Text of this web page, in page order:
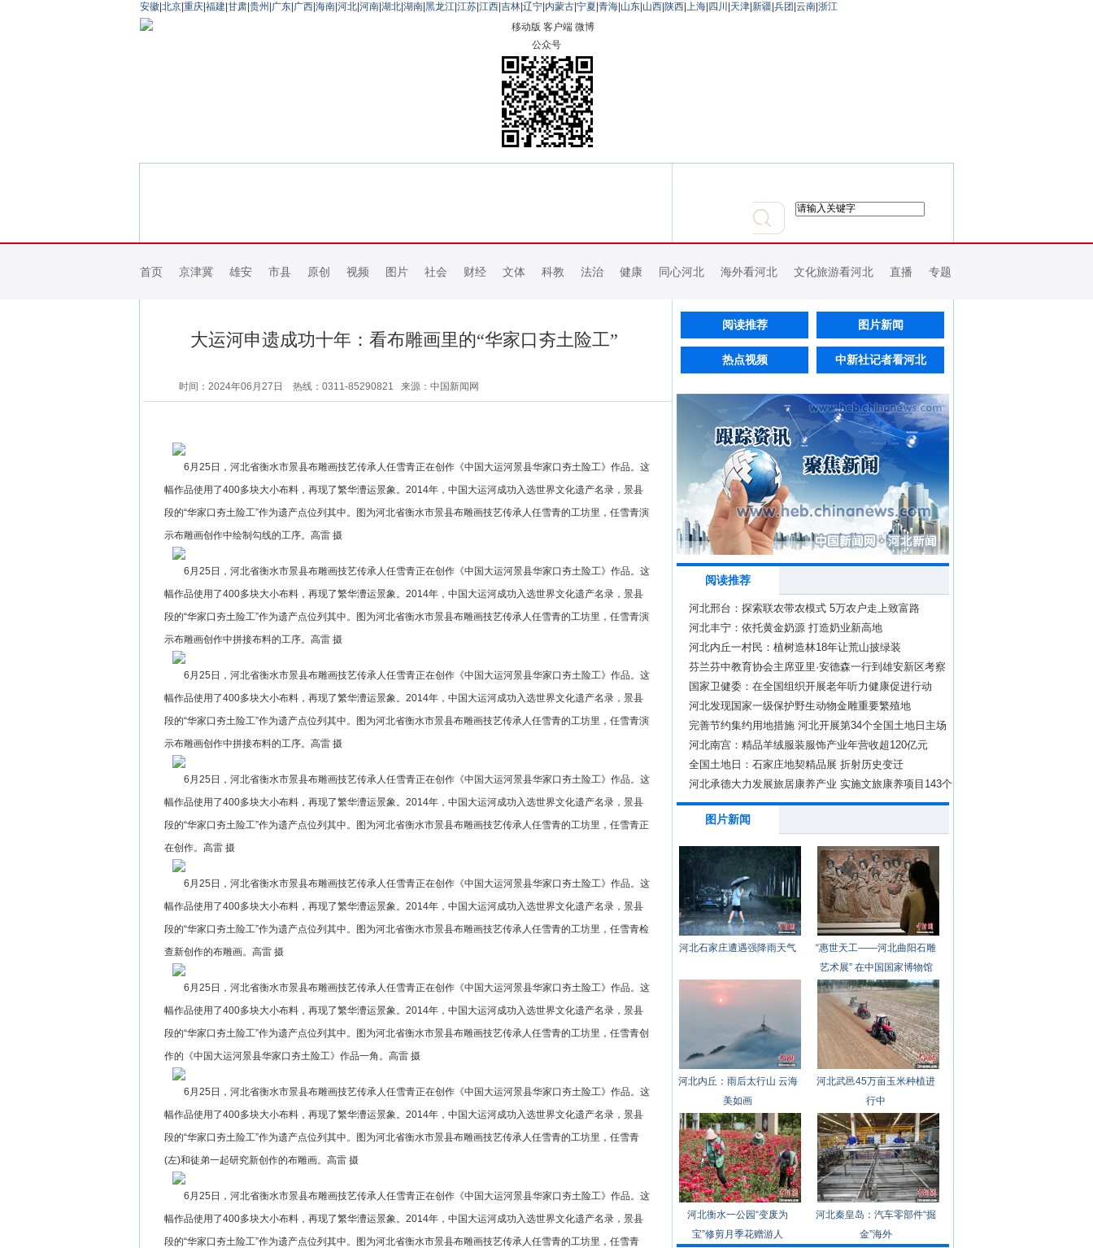
安徽 北京 重庆 福建 甘肃 贵州 广东 广西 海南 河北 河南 湖北 湖南 黑龙江 江苏 江西 吉林 辽宁 内蒙古 宁夏 青海 山东 山西 陕西 上海 四川 天津 新疆 兵团 云南 浙江
移动版 客户端 微博
公众号
首页 京津冀 雄安 市县 原创 视频 图片 社会 财经 文体 科教 法治 健康 同心河北 海外看河北 文化旅游看河北 直播 专题
大运河申遗成功十年：看布雕画里的“华家口夯土险工”
时间：2024年06月27日 热线：0311-85290821 来源：中国新闻网
6月25日，河北省衡水市景县布雕画技艺传承人任雪青正在创作《中国大运河景县华家口夯土险工》作品。这
幅作品使用了400多块大小布料，再现了繁华漕运景象。2014年，中国大运河成功入选世界文化遗产名录，景县
段的“华家口夯土险工”作为遗产点位列其中。图为河北省衡水市景县布雕画技艺传承人任雪青的工坊里，任雪青演
示布雕画创作中绘制勾线的工序。高雷 摄
6月25日，河北省衡水市景县布雕画技艺传承人任雪青正在创作《中国大运河景县华家口夯土险工》作品。这
幅作品使用了400多块大小布料，再现了繁华漕运景象。2014年，中国大运河成功入选世界文化遗产名录，景县
段的“华家口夯土险工”作为遗产点位列其中。图为河北省衡水市景县布雕画技艺传承人任雪青的工坊里，任雪青演
示布雕画创作中拼接布料的工序。高雷 摄
6月25日，河北省衡水市景县布雕画技艺传承人任雪青正在创作《中国大运河景县华家口夯土险工》作品。这
幅作品使用了400多块大小布料，再现了繁华漕运景象。2014年，中国大运河成功入选世界文化遗产名录，景县
段的“华家口夯土险工”作为遗产点位列其中。图为河北省衡水市景县布雕画技艺传承人任雪青的工坊里，任雪青演
示布雕画创作中拼接布料的工序。高雷 摄
6月25日，河北省衡水市景县布雕画技艺传承人任雪青正在创作《中国大运河景县华家口夯土险工》作品。这
幅作品使用了400多块大小布料，再现了繁华漕运景象。2014年，中国大运河成功入选世界文化遗产名录，景县
段的“华家口夯土险工”作为遗产点位列其中。图为河北省衡水市景县布雕画技艺传承人任雪青的工坊里，任雪青正
在创作。高雷 摄
6月25日，河北省衡水市景县布雕画技艺传承人任雪青正在创作《中国大运河景县华家口夯土险工》作品。这
幅作品使用了400多块大小布料，再现了繁华漕运景象。2014年，中国大运河成功入选世界文化遗产名录，景县
段的“华家口夯土险工”作为遗产点位列其中。图为河北省衡水市景县布雕画技艺传承人任雪青的工坊里，任雪青检
查新创作的布雕画。高雷 摄
6月25日，河北省衡水市景县布雕画技艺传承人任雪青正在创作《中国大运河景县华家口夯土险工》作品。这
幅作品使用了400多块大小布料，再现了繁华漕运景象。2014年，中国大运河成功入选世界文化遗产名录，景县
段的“华家口夯土险工”作为遗产点位列其中。图为河北省衡水市景县布雕画技艺传承人任雪青的工坊里，任雪青创
作的《中国大运河景县华家口夯土险工》作品一角。高雷 摄
6月25日，河北省衡水市景县布雕画技艺传承人任雪青正在创作《中国大运河景县华家口夯土险工》作品。这
幅作品使用了400多块大小布料，再现了繁华漕运景象。2014年，中国大运河成功入选世界文化遗产名录，景县
段的“华家口夯土险工”作为遗产点位列其中。图为河北省衡水市景县布雕画技艺传承人任雪青的工坊里，任雪青
(左)和徒弟一起研究新创作的布雕画。高雷 摄
6月25日，河北省衡水市景县布雕画技艺传承人任雪青正在创作《中国大运河景县华家口夯土险工》作品。这
幅作品使用了400多块大小布料，再现了繁华漕运景象。2014年，中国大运河成功入选世界文化遗产名录，景县
段的“华家口夯土险工”作为遗产点位列其中。图为河北省衡水市景县布雕画技艺传承人任雪青的工坊里，任雪青
阅读推荐 图片新闻
热点视频 中新社记者看河北
阅读推荐
河北邢台：探索联农带农模式 5万农户走上致富路
河北丰宁：依托黄金奶源 打造奶业新高地
河北内丘一村民：植树造林18年让荒山披绿装
芬兰芬中教育协会主席亚里·安德森一行到雄安新区考察
交流
国家卫健委：在全国组织开展老年听力健康促进行动
河北发现国家一级保护野生动物金雕重要繁殖地
完善节约集约用地措施 河北开展第34个全国土地日主场
活动
河北南宫：精品羊绒服装服饰产业年营收超120亿元
全国土地日：石家庄地契精品展 折射历史变迁
河北承德大力发展旅居康养产业 实施文旅康养项目143个
图片新闻
河北石家庄遭遇强降雨天气
“惠世天工——河北曲阳石雕
艺术展” 在中国国家博物馆
开幕
河北内丘：雨后太行山 云海
美如画
河北武邑45万亩玉米种植进
行中
河北衡水一公园“变废为
宝”修剪月季花赠游人
河北秦皇岛：汽车零部件“掘
金”海外